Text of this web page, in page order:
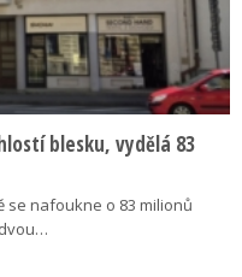
blesku, vydělá 83
se nafoukne o 83 milionů